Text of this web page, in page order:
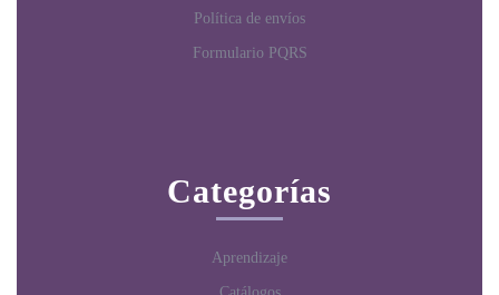
Política de envíos
Formulario PQRS
Categorías
Aprendizaje